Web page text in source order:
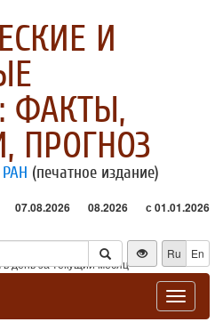
И
ФАКТЫ,
ПРОГНОЗ
(печатное издание)
07.08.2026 08.2026 с 01.01.2026
день за текущий месяц
Ru En
Toggle